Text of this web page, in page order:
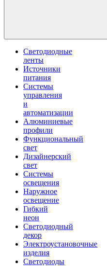
Светодиодные
ленты
Источники
питания
Системы
управления
и
автоматизации
Алюминиевые
профили
Функциональный
свет
Дизайнерский
свет
Системы
освещения
Наружное
освещение
Гибкий
неон
Светодиодный
декор
Электроустановочные
изделия
Светодиоды